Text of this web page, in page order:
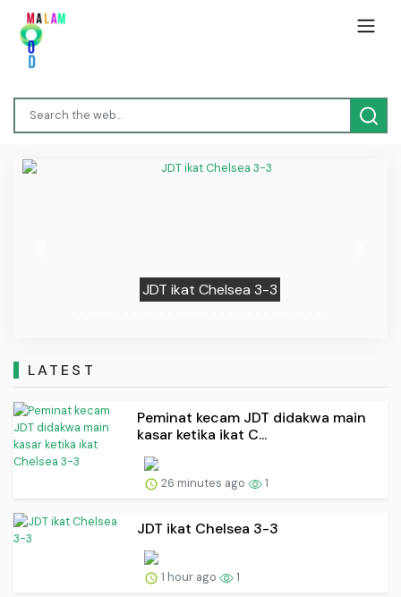
JDT ikat Chelsea 3-3
LATEST
Peminat kecam JDT didakwa main
kasar ketika ikat C...
26 minutes ago 1
JDT ikat Chelsea 3-3
1 hour ago 1